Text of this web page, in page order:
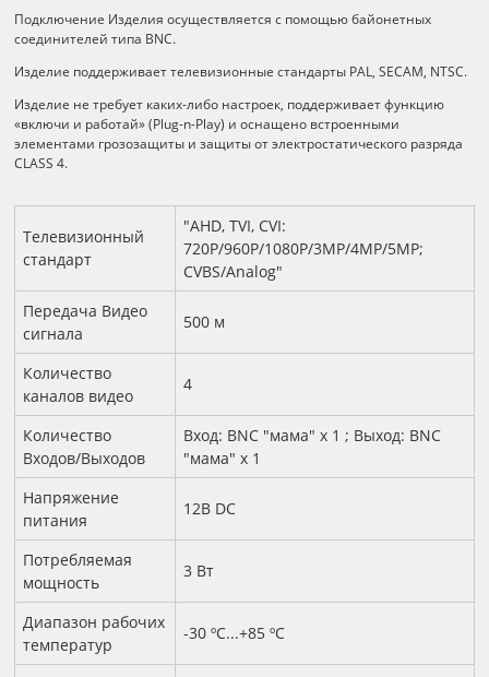
Подключение Изделия осуществляется с помощью байонетных
соединителей типа BNC.
Изделие поддерживает телевизионные стандарты PAL, SECAM, NTSC.
Изделие не требует каких-либо настроек, поддерживает функцию
«включи и работай» (Plug-n-Play) и оснащено встроенными
элементами грозозащиты и защиты от электростатического разряда
CLASS 4.
Технические характеристики
Телевизионный
стандарт
"AHD, TVI, CVI:
720P/960P/1080P/3MP/4MP/5MP;
CVBS/Analog"
Передача Видео
сигнала
500 м
Количество
каналов видео
4
Количество
Входов/Выходов
Вход: BNC "мама" x 1 ; Выход: BNC
"мама" x 1
Напряжение
питания
12В DC
Потребляемая
мощность
3 Вт
Диапазон рабочих
температур
-30 ºС...+85 ºС